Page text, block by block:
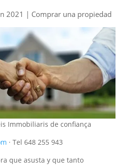
2021 | Comprar una propiedad
Immobiliaris de confiança
· Tel 648 255 943
que asusta y que tanto